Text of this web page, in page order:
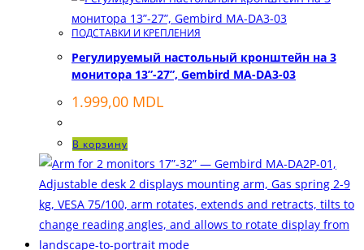
ПОДСТАВКИ И КРЕПЛЕНИЯ
Регулируемый настольный кронштейн на 3
монитора 13”-27”, Gembird MA-DA3-03
1.999,00 MDL
В корзину